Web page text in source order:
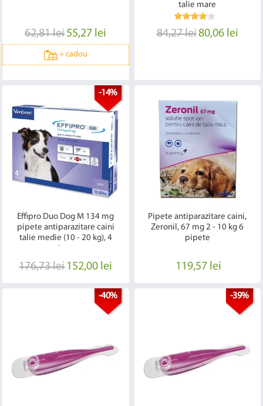
62,81 lei55,27 lei
+cadou
talie mare
84,27 lei80,06 lei
-14%
Effipro Duo Dog M 134 mg
pipete antiparazitare caini
talie medie (10 - 20 kg), 4
176,73 lei 152,00 lei
Pipete antiparazitare caini,
Zeronil, 67 mg 2 - 10 kg 6
pipete
119,57 lei
-40% -39%